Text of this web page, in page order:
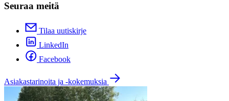
Seuraa meitä
Tilaa uutiskirje
LinkedIn
Facebook
Asiakastarinoita ja -kokemuksia